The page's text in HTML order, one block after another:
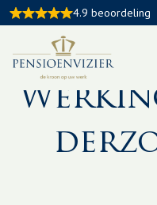
4.9 beoordeling